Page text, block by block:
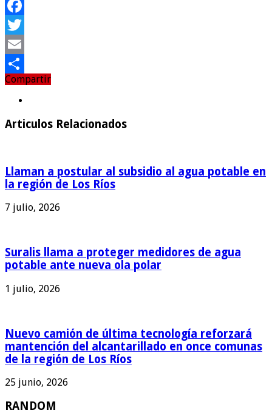
Facebook
Twitter
Email
Compartir
Compartir
Articulos Relacionados
Llaman a postular al subsidio al agua potable en
la región de Los Ríos
7 julio, 2026
Suralis llama a proteger medidores de agua
potable ante nueva ola polar
1 julio, 2026
Nuevo camión de última tecnología reforzará
mantención del alcantarillado en once comunas
de la región de Los Ríos
25 junio, 2026
RANDOM